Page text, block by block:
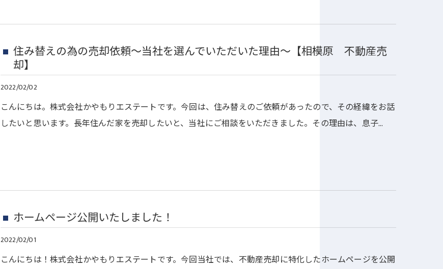
住み替えの為の売却依頼～当社を選んでいただいた理由～【相模原 不動産売
却】
2022/02/02
こんにちは。株式会社かやもりエステートです。今回は、住み替えのご依頼があったので、その経緯をお話
したいと思います。長年住んだ家を売却したいと、当社にご相談をいただきました。その理由は、息子…
ホームページ公開いたしました！
2022/02/01
こんにちは！株式会社かやもりエステートです。今回当社では、不動産売却に特化したホームページを公開